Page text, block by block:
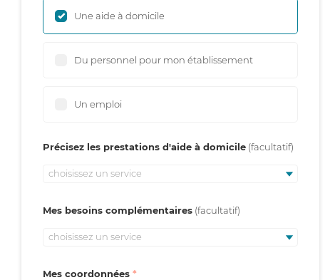
Une aide à domicile
Du personnel pour mon établissement
Un emploi
Précisez les prestations d'aide à domicile
choisissez un service
Mes besoins complémentaires
choisissez un service
Mes coordonnées